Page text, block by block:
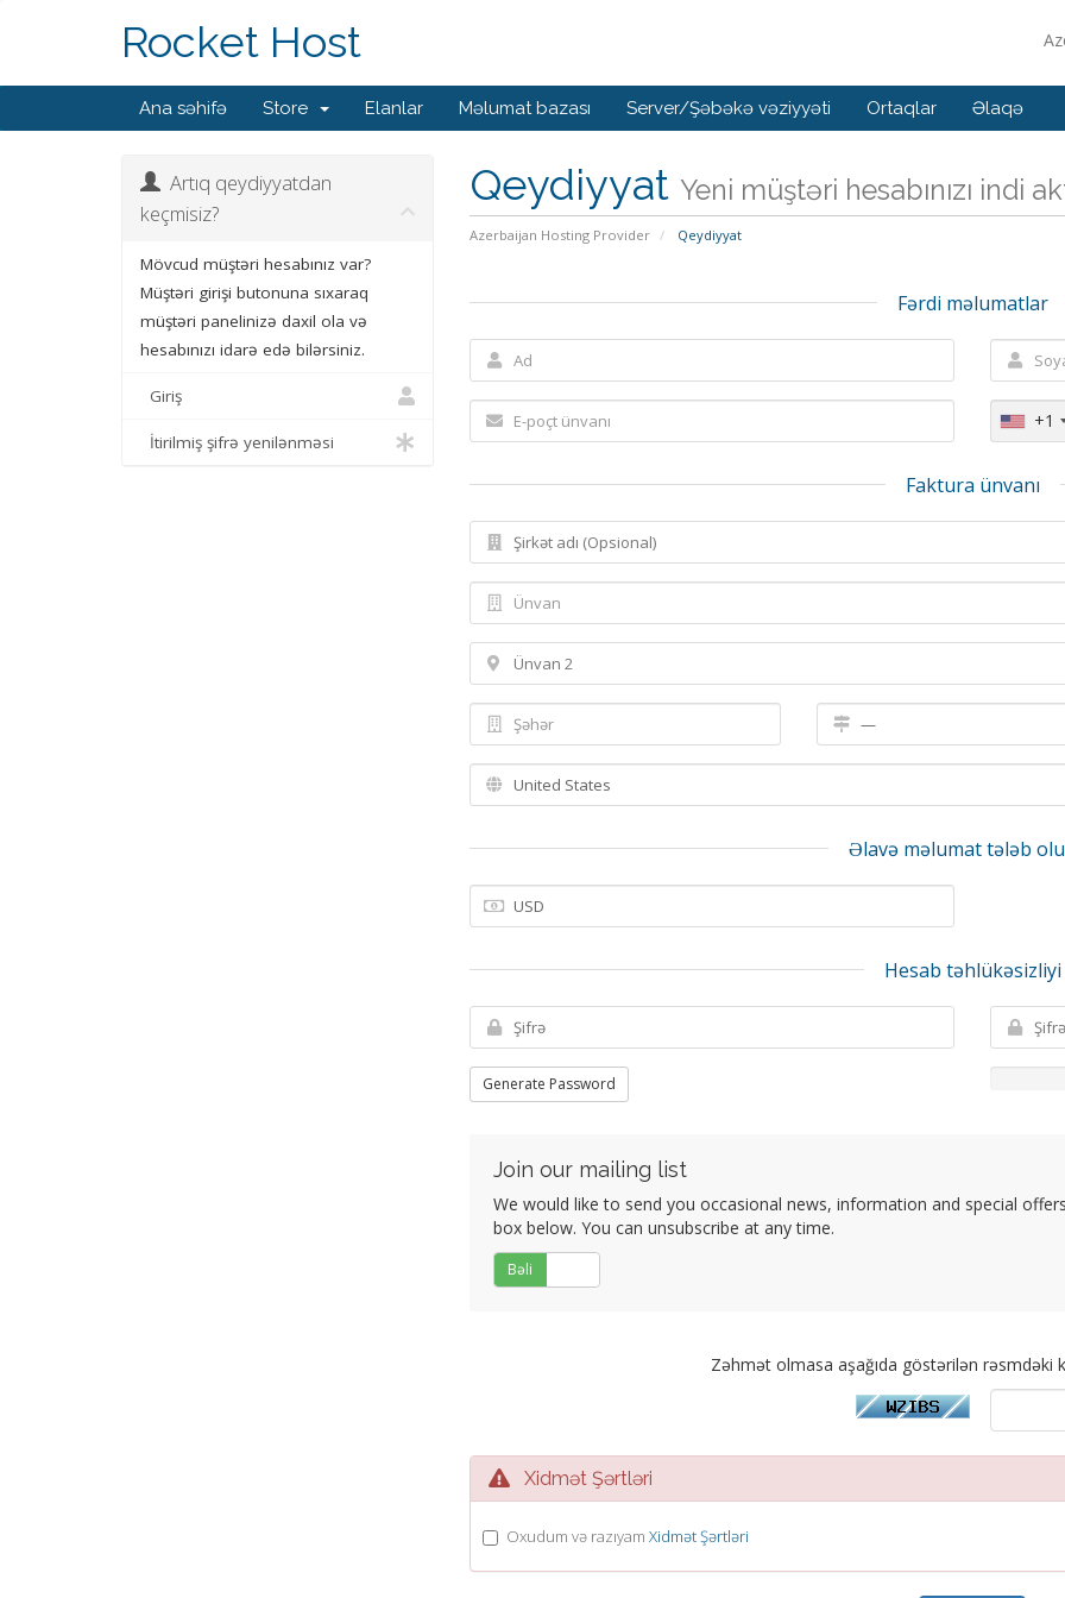
Rocket Host
Ana səhifə Store Elanlar Məlumat bazası Server/Şəbəkə vəziyyəti Ortaqlar Əlaqə
Qeydiyyat Yeni müştəri hesabınızı indi
Azerbaijan Hosting Provider Qeydiyyat
Artıq qeydiyyatdan
keçmisiz?
Mövcud müştəri hesabınız var?
Müştəri girişi butonuna sıxaraq
müştəri panelinizə daxil ola və
hesabınızı idarə edə bilərsiniz.
Giriş
İtirilmiş şifrə yenilənməsi
Fərdi məlumatlar
+1
Faktura ünvanı
Əlavə məlumat tələb
Hesab təhlükəsizliyi
Generate Password
Join our mailing list
We would like to send you occasional news, information and special
box below. You can unsubscribe at any time.
Bəli
Zəhmət olmasa aşağıda göstərilən rəsmdəki
Xidmət Şərtləri
Oxudum və razıyam Xidmət Şərtləri